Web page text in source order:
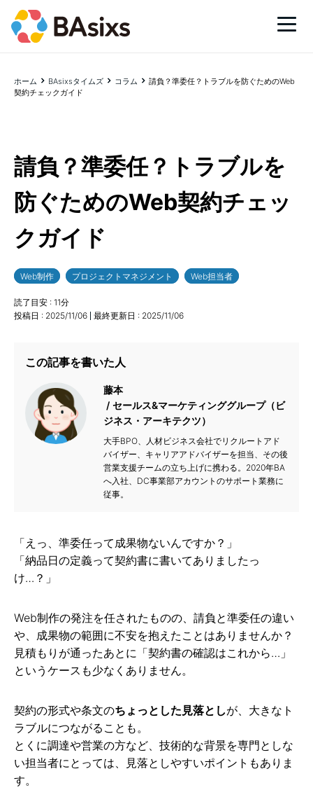
ホーム BAsixsタイムズ コラム
請負？準委任？トラブルを防ぐためのWeb
契約チェックガイド
請負？準委任？トラブルを
防ぐためのWeb契約チェッ
クガイド
Web制作 プロジェクトマネジメント Web担当者
読了目安 : 11分
投稿日 : 2025/11/06 最終更新日 : 2025/11/06
この記事を書いた人
藤本
セールス&マーケティンググループ（ビ
ジネス・アーキテクツ）
大手BPO、人材ビジネス会社でリクルートアド
バイザー、キャリアアドバイザーを担当、その後
営業支援チームの立ち上げに携わる。2020年BA
へ入社、DC事業部アカウントのサポート業務に
従事。
「えっ、準委任って成果物ないんですか？」
「納品日の定義って契約書に書いてありましたっ
け…？」
Web制作の発注を任されたものの、請負と準委任の違い
や、成果物の範囲に不安を抱えたことはありませんか？
見積もりが通ったあとに「契約書の確認はこれから…」
というケースも少なくありません。
契約の形式や条文のちょっとした見落としが、大きなト
ラブルにつながることも。
とくに調達や営業の方など、技術的な背景を専門としな
い担当者にとっては、見落としやすいポイントもありま
す。